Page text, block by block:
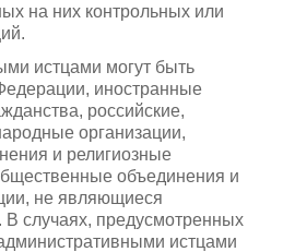
на них контрольных или
истцами могут быть
иностранные
российские,
организации,
и религиозные
объединения и
не являющиеся
случаях, предусмотренных
истцами